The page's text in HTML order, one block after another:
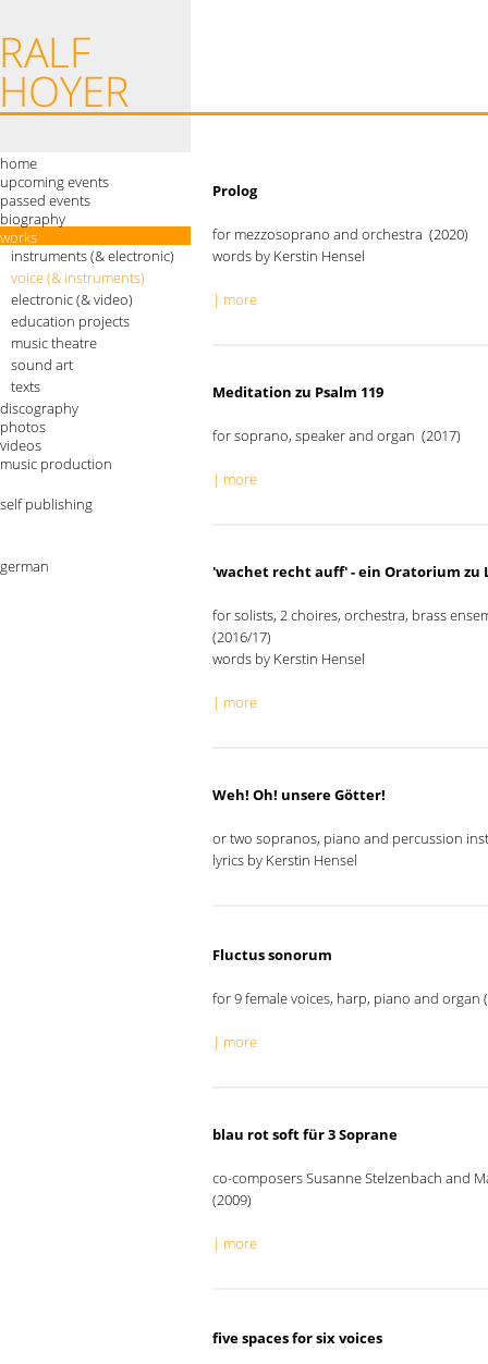
home
upcoming events
passed events
biography
works
instruments (& electronic)
voice (& instruments)
electronic (& video)
education projects
music theatre
sound art
texts
discography
photos
videos
music production
self publishing
german
Prolog
for mezzosoprano and orchestra (2020)
words by Kerstin Hensel
| more
Meditation zu Psalm 119
for soprano, speaker and organ (2017)
| more
'wachet recht auff' - ein Oratorium zu
for solists, 2 choires, orchestra, brass
(2016/17)
words by Kerstin Hensel
| more
Weh! Oh! unsere Götter!
or two sopranos, piano and percussion
lyrics by Kerstin Hensel
Fluctus sonorum
for 9 female voices, harp, piano and organ
| more
blau rot soft für 3 Soprane
co-composers Susanne Stelzenbach and
(2009)
| more
five spaces for six voices